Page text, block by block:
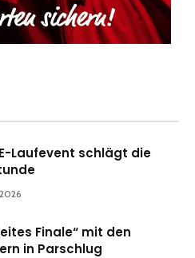
Laufevent schlägt die
Finale“ mit den
in Parschlug